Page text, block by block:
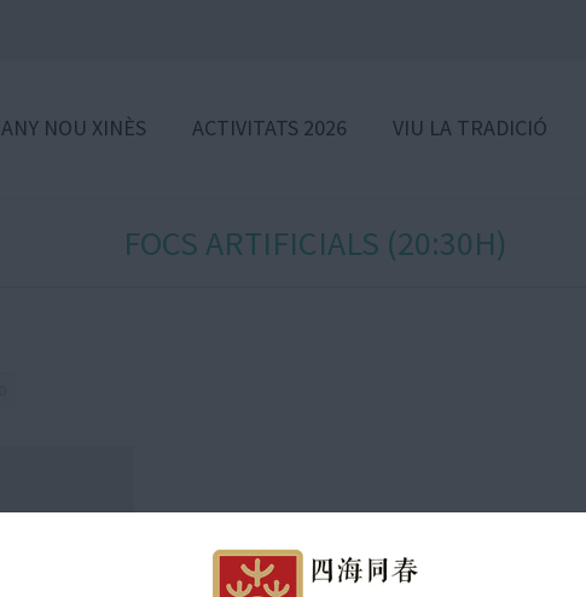
ANY NOU XINÈS ACTIVITATS 2026 VIU LA TRADICIÓ
FOCS ARTIFICIALS (20:30H)